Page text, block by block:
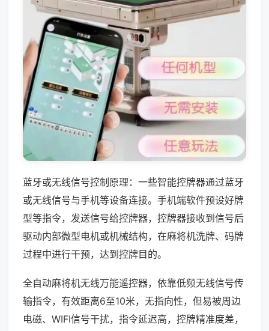
蓝牙或无线信号控制原理：一些智能控牌器通过蓝牙
或无线信号与手机等设备连接。手机端软件预设好牌
型等指令，发送信号给控牌器，控牌器接收到信号后
驱动内部微型电机或机械结构，在麻将机洗牌、码牌
过程中进行干预，达到控牌目的。
全自动麻将机无线万能遥控器，依靠低频无线信号传
输指令，有效距离6至10米，无指向性，但易被周边
电磁、WIFI信号干扰，指令延迟高，控牌精准度差，